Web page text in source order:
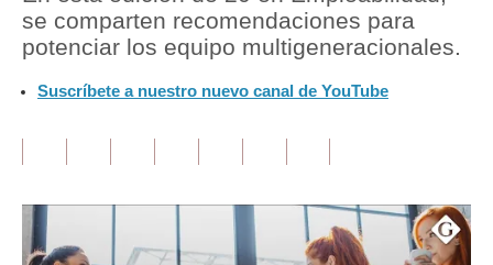
Política
Tu Dinero
Opinión
se comparten recomendaciones para
potenciar los equipo multigeneracionales.
Suscríbete a nuestro nuevo canal de YouTube